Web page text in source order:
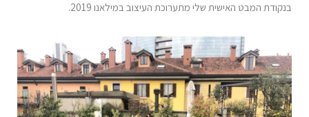
בנקודת המבט האישית שלי מתערוכת העיצוב במילאנו 2019.